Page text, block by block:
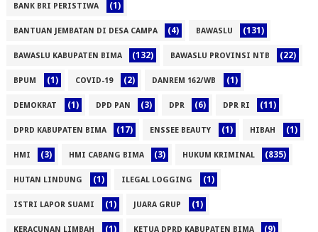
BANK BRI PERISTIWA (1)
BANTUAN JEMBATAN DI DESA CAMPA (4) BAWASLU (131)
BAWASLU KABUPATEN BIMA (132) BAWASLU PROVINSI NTB (22)
BPUM (1) COVID-19 (2) DANREM 162/WB (1)
DEMOKRAT (1) DPD PAN (3) DPR (6) DPR RI (11)
DPRD KABUPATEN BIMA (17) ENSSEE BEAUTY (1) HIBAH (1)
HMI (3) HMI CABANG BIMA (3) HUKUM KRIMINAL (835)
HUTAN LINDUNG (1) ILEGAL LOGGING (1)
ISTRI LAPOR SUAMI (1) JUARA GRUP (1)
KERACUNAN LIMBAH (1) KETUA DPRD KABUPATEN BIMA (9)